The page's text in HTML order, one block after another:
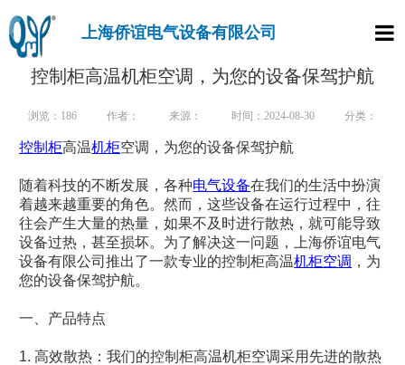
新
行
上海侨谊电气设备有限公司
​控制柜高温机柜空调，为您的设备保驾护航
浏览： 186 作者： 来源： 时间：2024-08-30 分类：
控制柜高温机柜空调，为您的设备保驾护航
随着科技的不断发展，各种电气设备在我们的生活中扮演
着越来越重要的角色。然而，这些设备在运行过程中，往
往会产生大量的热量，如果不及时进行散热，就可能导致
设备过热，甚至损坏。为了解决这一问题，上海侨谊电气
设备有限公司推出了一款专业的控制柜高温机柜空调 ，为
您的设备保驾护航。
一、产品特点
1. 高效散热：我们的控制柜高温机柜空调采用先进的散热